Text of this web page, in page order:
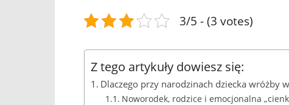
3/5 - (3 votes)
Z tego artykuły dowiesz się:
Dlaczego przy narodzinach dziecka wróżby
Noworodek, rodzice i emocjonalna